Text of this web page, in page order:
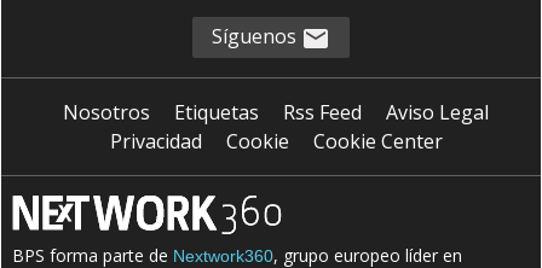
Síguenos
Nosotros Etiquetas Rss Feed
Aviso Legal
Privacidad
Cookie Cookie Center
BPS forma parte de Nextwork360, grupo europeo líder en